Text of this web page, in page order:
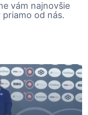
vám najnovšie
od nás.